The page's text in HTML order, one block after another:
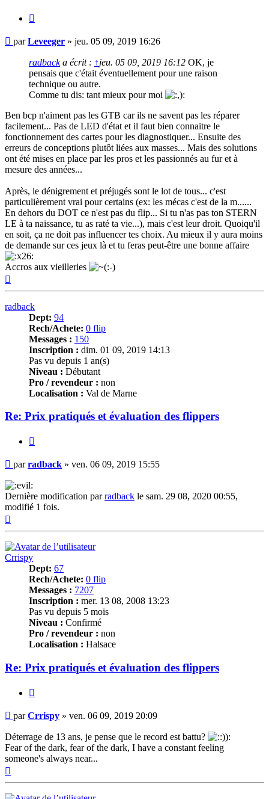
Message
parLeveeger » jeu. 05 09, 2019 16:26
radbacka écrit : ↑jeu. 05 09, 2019 16:12 OK, je
pensais que c'était éventuellement pour une raison
technique ou autre.
Comme tu dis: tant mieux pour moi
Ben bcp n'aiment pas les GTB car ils ne savent pas les réparer
facilement... Pas de LED d'état et il faut bien connaitre le
fonctionnement des cartes pour les diagnostiquer... Ensuite des
erreurs de conceptions plutôt liées aux masses... Mais des solutions
ont été mises en place par les pros et les passionnés au fur et à
mesure des années...
Après, le dénigrement et préjugés sont le lot de tous... c'est
particulièrement vrai pour certains (ex: les mécas c'est de la m......
En dehors du DOT ce n'est pas du flip... Si tu n'as pas ton STERN
LE à ta naissance, tu as raté ta vie...), mais c'est leur droit. Quoiqu'il
en soit, ça ne doit pas influencer tes choix. Au mieux il y aura moins
de demande sur ces jeux là et tu feras peut-être une bonne affaire
Accros aux vieilleries
radback
Dept: 94
Rech/Achete: 0 flip
Messages : 150
Inscription : dim. 01 09, 2019 14:13
Pas vu depuis 1 an(s)
Niveau : Débutant
Pro / revendeur : non
Localisation : Val de Marne
Re: Prix pratiqués et évaluation des flippers
Message
parradback » ven. 06 09, 2019 15:55
Dernière modification parradback le sam. 29 08, 2020 00:55,
modifié 1 fois.
Crrispy
Dept: 67
Rech/Achete: 0 flip
Messages : 7207
Inscription : mer. 13 08, 2008 13:23
Pas vu depuis 5 mois
Niveau : Confirmé
Pro / revendeur : non
Localisation : Halsace
Re: Prix pratiqués et évaluation des flippers
Message
parCrrispy » ven. 06 09, 2019 20:09
Déterrage de 13 ans, je pense que le record est battu?
Fear of the dark, fear of the dark, I have a constant feeling
someone's always near...